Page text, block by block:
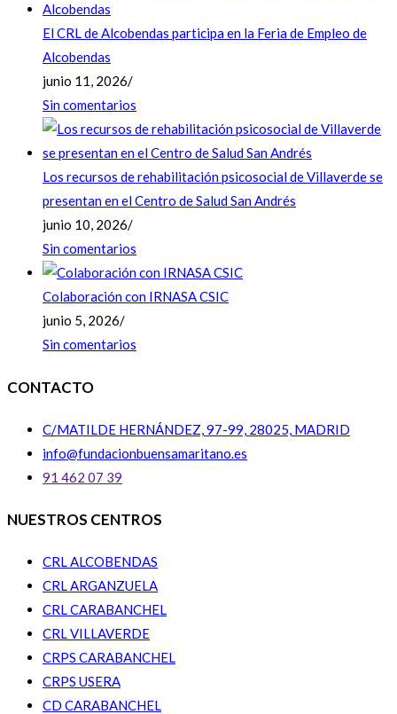
El CRL de Alcobendas participa en la Feria de Empleo de
Alcobendas
junio 11, 2026/
Sin comentarios
Los recursos de rehabilitación psicosocial de Villaverde se
presentan en el Centro de Salud San Andrés
junio 10, 2026/
Sin comentarios
Colaboración con IRNASA CSIC
junio 5, 2026/
Sin comentarios
CONTACTO
C/MATILDE HERNÁNDEZ, 97-99, 28025, MADRID
info@fundacionbuensamaritano.es
91 462 07 39
NUESTROS CENTROS
CRL ALCOBENDAS
CRL ARGANZUELA
CRL CARABANCHEL
CRL VILLAVERDE
CRPS CARABANCHEL
CRPS USERA
CD CARABANCHEL